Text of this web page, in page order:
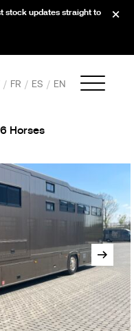
FR ES EN
Horses
stock updates straight to